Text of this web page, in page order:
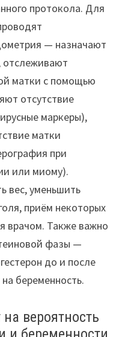
протокола. Для
— назначают
отслеживают
матки с помощью
отсутствие
маркеры),
матки
при
или миому).
вес, уменьшить
приём некоторых
врачом. Также важно
фазы —
до и после
беременность.
вероятность